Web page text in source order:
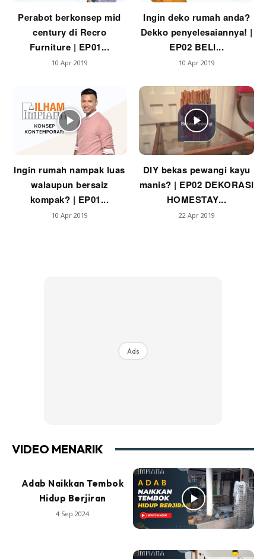
Sembang Laman
Tip Impiana
Hub Ideaktiv
Perabot berkonsep mid
century di Recro
Furniture | EP01...
10 Apr 2019
Ingin deko rumah anda?
Dekko penyelesaiannya! |
EP02 BELI...
10 Apr 2019
Ingin rumah nampak luas
walaupun bersaiz
kompak? | EP01...
10 Apr 2019
DIY bekas pewangi kayu
manis? | EP02 DEKORASI
HOMESTAY...
22 Apr 2019
Ads
VIDEO MENARIK
Adab Naikkan Tembok
Hidup Berjiran
4 Sep 2024